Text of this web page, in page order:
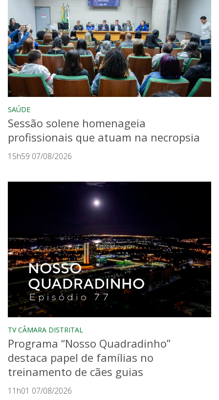
SAÚDE
Sessão solene homenageia
profissionais que atuam na necropsia
15h59 07/08/2026
TV CÂMARA DISTRITAL
Programa “Nosso Quadradinho”
destaca papel de famílias no
treinamento de cães guias
11h01 07/08/2026